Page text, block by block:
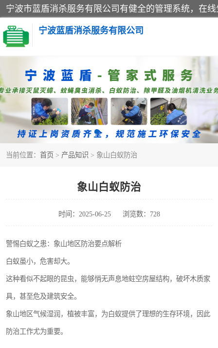
宁波蓝盾消杀服务有限公司
当前位置： 首页 > 产品知识 > 象山白蚁防治
象山白蚁防治
时间：2025-06-25 浏览数：728
警惕白蚁之患：象山地区防治要点解析
白蚁虽小，危害却大。
这种看似不起眼的昆虫，能够悄无声息地蛀空房屋结构，破坏木质家
具，甚至危及建筑安全。
象山地区气候湿润，植被丰富，为白蚁提供了理想的生存环境，因此
防治工作尤为重要。
灭白蚁